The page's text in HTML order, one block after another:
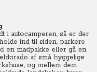
i autocamperen, så er der
ind til siden, parkere
en madpakke eller gå en
af små hyggelige
og mellem dem